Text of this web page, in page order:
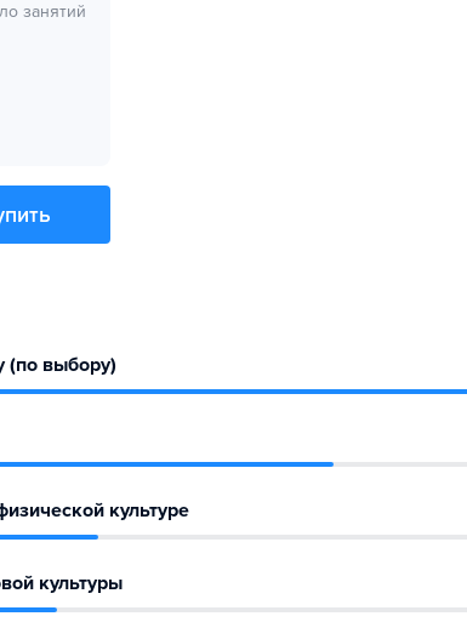
занятий
(по выбору)
культуре
культуры